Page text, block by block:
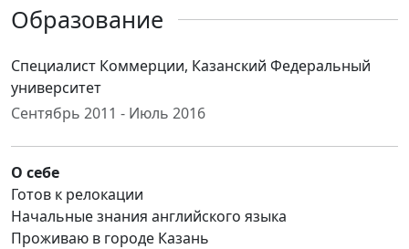
Образование
Специалист Коммерции, Казанский Федеральный
университет
Сентябрь 2011 - Июль 2016
О себе
Готов к релокации
Начальные знания английского языка
Проживаю в городе Казань